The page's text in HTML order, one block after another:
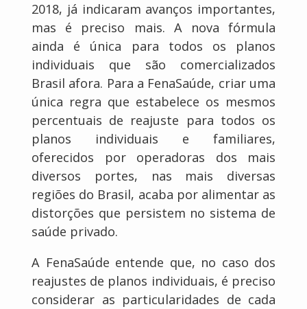
2018, já indicaram avanços importantes,
mas é preciso mais. A nova fórmula
ainda é única para todos os planos
individuais que são comercializados
Brasil afora. Para a FenaSaúde, criar uma
única regra que estabelece os mesmos
percentuais de reajuste para todos os
planos individuais e familiares,
oferecidos por operadoras dos mais
diversos portes, nas mais diversas
regiões do Brasil, acaba por alimentar as
distorções que persistem no sistema de
saúde privado.
A FenaSaúde entende que, no caso dos
reajustes de planos individuais, é preciso
considerar as particularidades de cada